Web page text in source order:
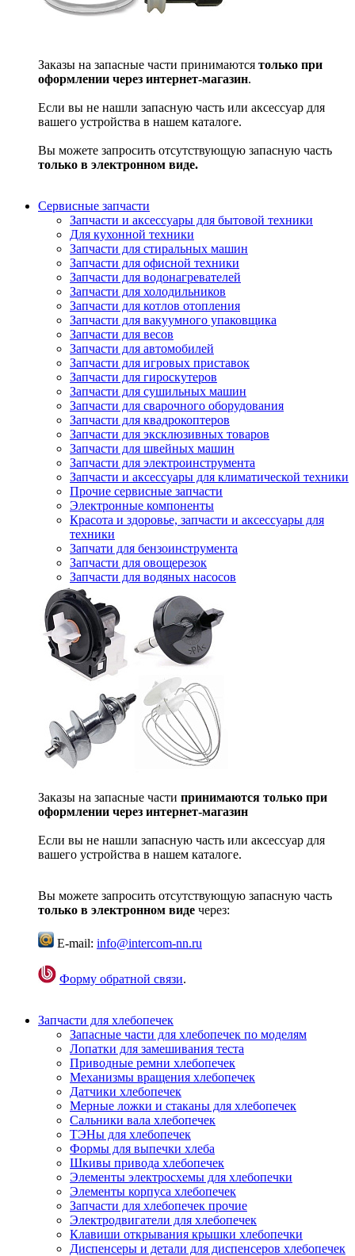
Заказы на запасные части принимаются только при
оформлении через интернет-магазин.
Если вы не нашли запасную часть или аксессуар для
вашего устройства в нашем каталоге.
Вы можете запросить отсутствующую запасную часть
только в электронном виде.
Сервисные запчасти
Запчасти и аксессуары для бытовой техники
Для кухонной техники
Запчасти для стиральных машин
Запчасти для офисной техники
Запчасти для водонагревателей
Запчасти для холодильников
Запчасти для котлов отопления
Запчасти для вакуумного упаковщика
Запчасти для весов
Запчасти для автомобилей
Запчасти для игровых приставок
Запчасти для гироскутеров
Запчасти для сушильных машин
Запчасти для сварочного оборудования
Запчасти для квадрокоптеров
Запчасти для эксклюзивных товаров
Запчасти для швейных машин
Запчасти для электроинструмента
Запчасти и аксессуары для климатической техники
Прочие сервисные запчасти
Электронные компоненты
Красота и здоровье, запчасти и аксессуары для
техники
Запчати для бензоинструмента
Запчасти для овощерезок
Запчасти для водяных насосов
Заказы на запасные части принимаются только при
оформлении через интернет-магазин
Если вы не нашли запасную часть или аксессуар для
вашего устройства в нашем каталоге.
Вы можете запросить отсутствующую запасную часть
только в электронном виде через:
E-mail: info@intercom-nn.ru
Форму обратной связи.
Запчасти для хлебопечек
Запасные части для хлебопечек по моделям
Лопатки для замешивания теста
Приводные ремни хлебопечек
Механизмы вращения хлебопечек
Датчики хлебопечек
Мерные ложки и стаканы для хлебопечек
Сальники вала хлебопечек
ТЭНы для хлебопечек
Формы для выпечки хлеба
Шкивы привода хлебопечек
Элементы электросхемы для хлебопечки
Элементы корпуса хлебопечек
Запчасти для хлебопечек прочие
Электродвигатели для хлебопечек
Клавиши открывания крышки хлебопечки
Диспенсеры и детали для диспенсеров хлебопечек